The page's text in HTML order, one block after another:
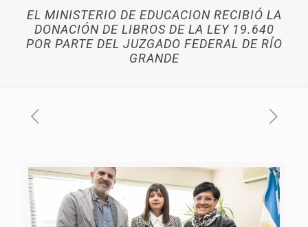
EL MINISTERIO DE EDUCACION RECIBIÓ LA
DONACIÓN DE LIBROS DE LA LEY 19.640
POR PARTE DEL JUZGADO FEDERAL DE RÍO
GRANDE